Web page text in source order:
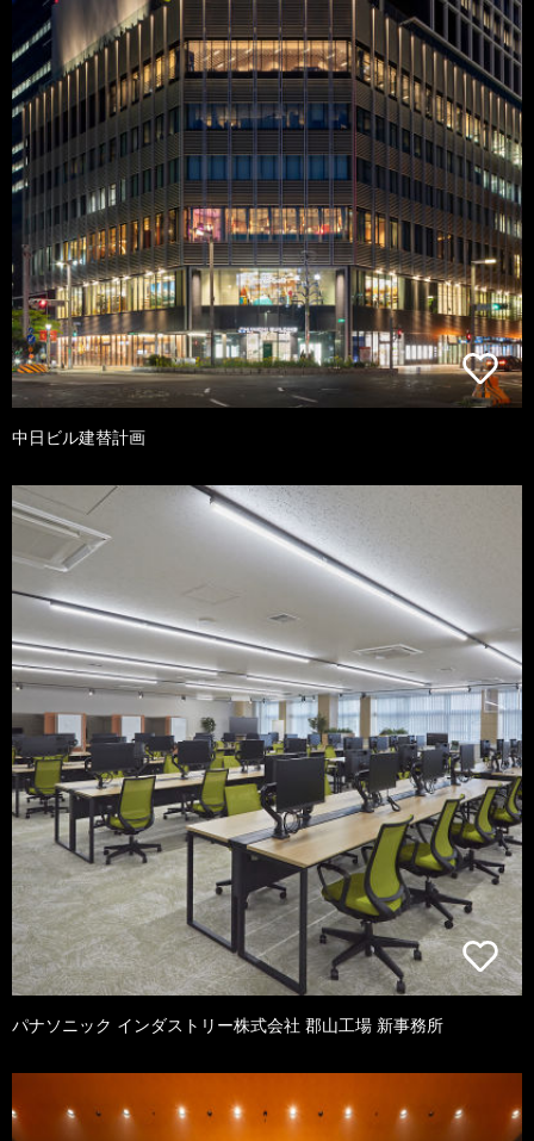
中日ビル建替計画
パナソニック インダストリー株式会社 郡山工場 新事務所